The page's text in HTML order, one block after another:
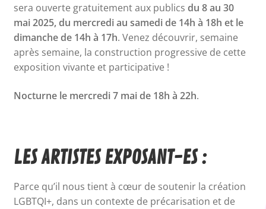
sera ouverte gratuitement aux publics du 8 au 30
mai 2025, du mercredi au samedi de 14h à 18h et le
dimanche de 14h à 17h. Venez découvrir, semaine
après semaine, la construction progressive de cette
exposition vivante et participative !
Nocturne le mercredi 7 mai de 18h à 22h.
LES ARTISTES EXPOSANT-ES :
Parce qu’il nous tient à cœur de soutenir la création
LGBTQI+, dans un contexte de précarisation et de